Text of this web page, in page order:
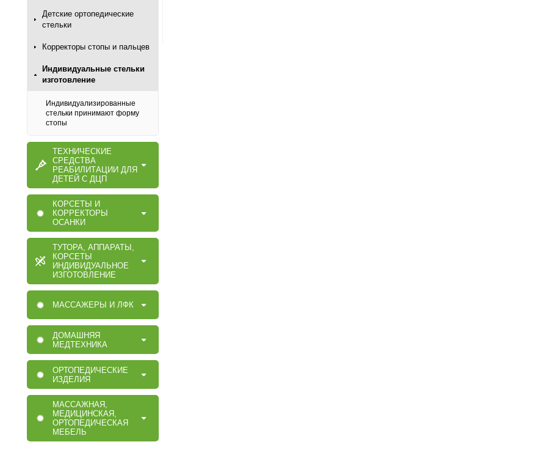
Детские ортопедические
стельки
Корректоры стопы и пальцев
Индивидуальные стельки
изготовление
Индивидуализированные
стельки принимают форму
стопы
ТЕХНИЧЕСКИЕ
СРЕДСТВА
РЕАБИЛИТАЦИИ ДЛЯ
ДЕТЕЙ С ДЦП
КОРСЕТЫ И
КОРРЕКТОРЫ
ОСАНКИ
ТУТОРА, АППАРАТЫ,
КОРСЕТЫ
ИНДИВИДУАЛЬНОЕ
ИЗГОТОВЛЕНИЕ
МАССАЖЕРЫ И ЛФК
ДОМАШНЯЯ
МЕДТЕХНИКА
ОРТОПЕДИЧЕСКИЕ
ИЗДЕЛИЯ
МАССАЖНАЯ,
МЕДИЦИНСКАЯ,
ОРТОПЕДИЧЕСКАЯ
МЕБЕЛЬ